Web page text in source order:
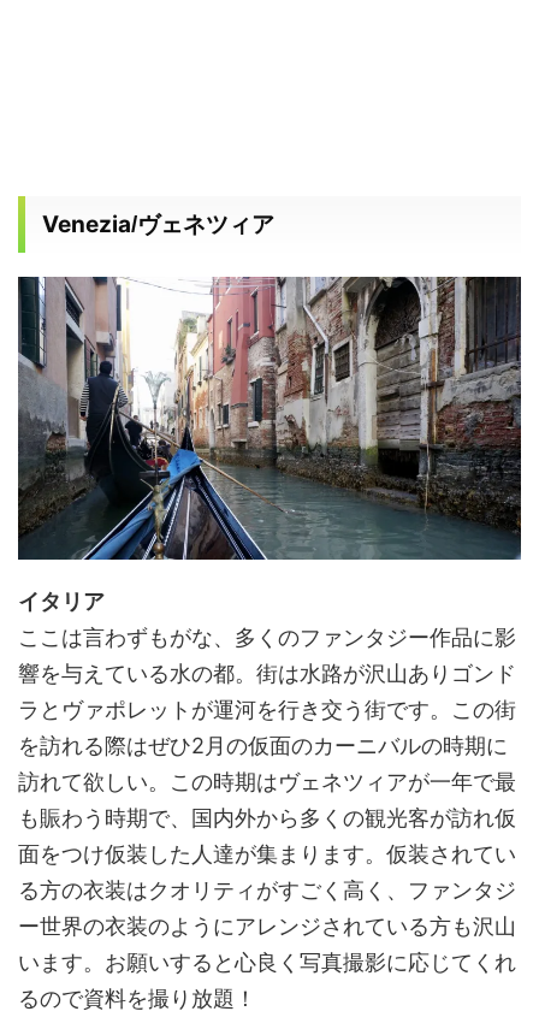
Venezia/ヴェネツィア
イタリア
ここは言わずもがな、多くのファンタジー作品に影
響を与えている水の都。街は水路が沢山ありゴンド
ラとヴァポレットが運河を行き交う街です。この街
を訪れる際はぜひ2月の仮面のカーニバルの時期に
訪れて欲しい。この時期はヴェネツィアが一年で最
も賑わう時期で、国内外から多くの観光客が訪れ仮
面をつけ仮装した人達が集まります。仮装されてい
る方の衣装はクオリティがすごく高く、ファンタジ
ー世界の衣装のようにアレンジされている方も沢山
います。お願いすると心良く写真撮影に応じてくれ
るので資料を撮り放題！